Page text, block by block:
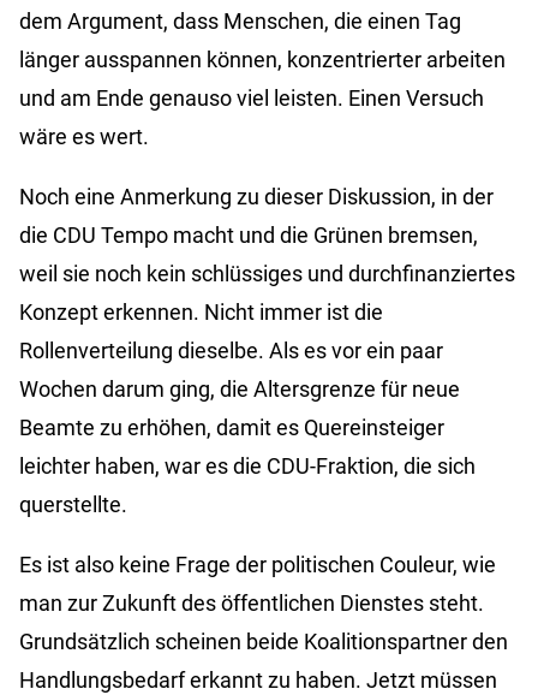
dem Argument, dass Menschen, die einen Tag
länger ausspannen können, konzentrierter arbeiten
und am Ende genauso viel leisten. Einen Versuch
wäre es wert.
Noch eine Anmerkung zu dieser Diskussion, in der
die CDU Tempo macht und die Grünen bremsen,
weil sie noch kein schlüssiges und durchfinanziertes
Konzept erkennen. Nicht immer ist die
Rollenverteilung dieselbe. Als es vor ein paar
Wochen darum ging, die Altersgrenze für neue
Beamte zu erhöhen, damit es Quereinsteiger
leichter haben, war es die CDU-Fraktion, die sich
querstellte.
Es ist also keine Frage der politischen Couleur, wie
man zur Zukunft des öffentlichen Dienstes steht.
Grundsätzlich scheinen beide Koalitionspartner den
Handlungsbedarf erkannt zu haben. Jetzt müssen